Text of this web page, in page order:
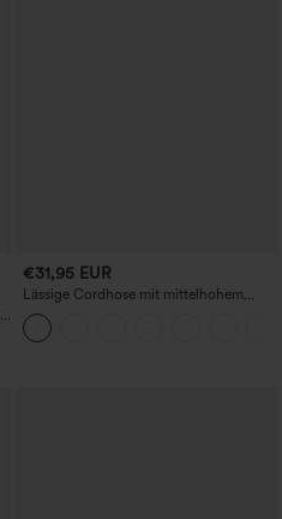
€31,95 EUR
Lässige Cordhose mit mittelhohem
Bund, Reißverschluss und Seitentaschen